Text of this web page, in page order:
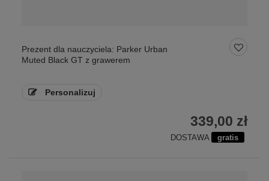
Prezent dla nauczyciela: Parker Urban
Muted Black GT z grawerem
Personalizuj
339,00 zł
DOSTAWA gratis